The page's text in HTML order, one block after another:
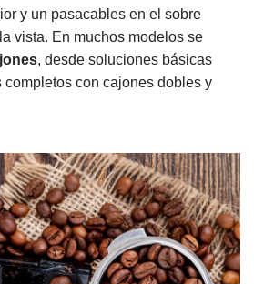
y un pasacables en el sobre
vista. En muchos modelos se
, desde soluciones básicas
completos con cajones dobles y